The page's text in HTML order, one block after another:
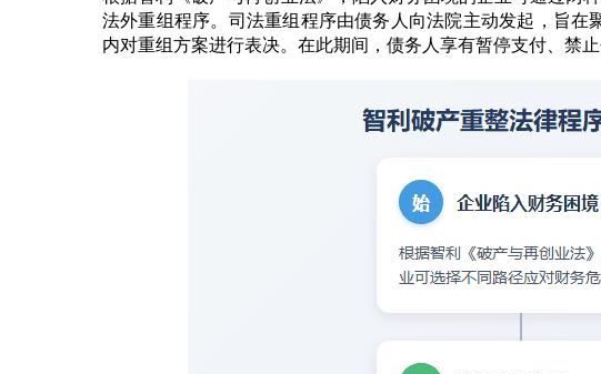
法外重组程序。司法重组程序由债务人向法院主动发起，旨
内对重组方案进行表决。在此期间，债务人享有暂停支付、禁止